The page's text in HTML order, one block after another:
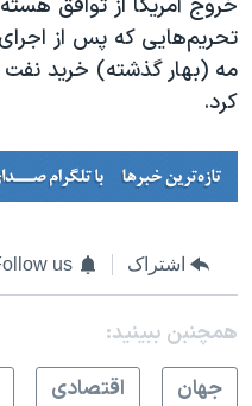
خروج آمریکا از توافق
تحریم‌هایی که پس از
مه (بهار گذشته) خرید
کرد.
اشتراک us
همچنبن ببینید:
جهان
اقتصادی